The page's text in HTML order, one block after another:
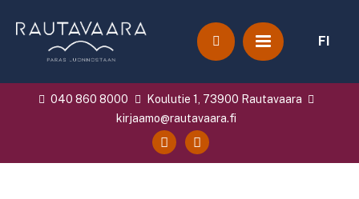
FI
040 860 8000
Koulutie 1, 73900 Rautavaara
kirjaamo@rautavaara.fi